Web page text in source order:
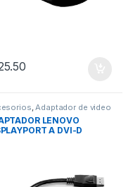
,Adaptador de video
LENOVO
A DVI-D